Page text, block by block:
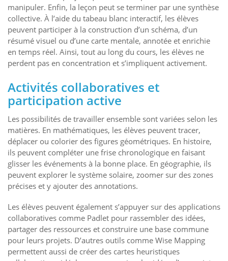
manipuler. Enfin, la leçon peut se terminer par une synthèse
collective. À l’aide du tabeau blanc interactif, les élèves
peuvent participer à la construction d’un schéma, d’un
résumé visuel ou d’une carte mentale, annotée et enrichie
en temps réel. Ainsi, tout au long du cours, les élèves ne
perdent pas en concentration et s’impliquent activement.
Activités collaboratives et
participation active
Les possibilités de travailler ensemble sont variées selon les
matières. En mathématiques, les élèves peuvent tracer,
déplacer ou colorier des figures géométriques. En histoire,
ils peuvent compléter une frise chronologique en faisant
glisser les événements à la bonne place. En géographie, ils
peuvent explorer le système solaire, zoomer sur des zones
précises et y ajouter des annotations.
Les élèves peuvent également s’appuyer sur des applications
collaboratives comme Padlet pour rassembler des idées,
partager des ressources et construire une base commune
pour leurs projets. D’autres outils comme Wise Mapping
permettent aussi de créer des cartes heuristiques